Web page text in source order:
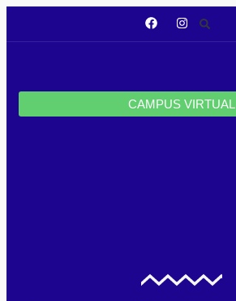
CAMPUS VIRTUAL